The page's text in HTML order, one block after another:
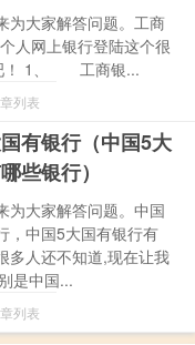
为大家解答问题。工商
人网上银行登陆这个很
吧！ 1、 工商银...
列表
有银行（中国5大
些银行）
为大家解答问题。中国
，中国5大国有银行有
多人还不知道,现在让我
是中国...
列表